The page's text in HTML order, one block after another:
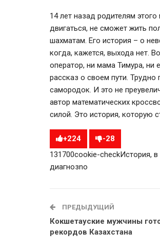
14 лет назад родителям
двигаться, не сможет жить
шахматам. Его история – о
когда, кажется, выхода нет.
оператор, ни мама Тимура, ни
рассказ о своем пути.
самородок. И это не
автор математических
силой. Это история, которую
+224 -28
131700cookie-checkИстория,
диагнозno
ПРЕДЫДУЩИЙ
Кокшетауские мужчины
рекордов Казахстана